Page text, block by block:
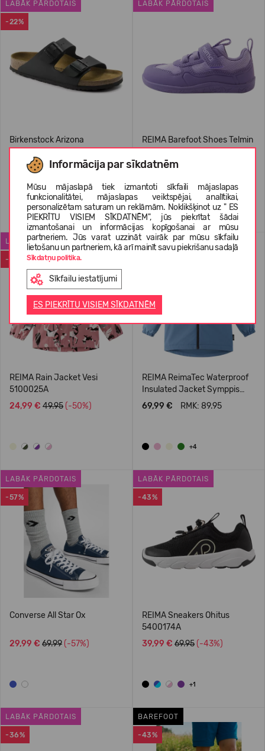
Informācija par sīkdatnēm
Mūsu mājaslapā tiek izmantoti sīkfaili mājaslapas
funkcionalitātei, mājaslapas veiktspējai, analītikai,
personalizētam saturam un reklāmām. Noklikšķinot uz " ES
PIEKRĪTU VISIEM SĪKDATNĒM", jūs piekrītat šādai
izmantošanai un informācijas kopīgošanai ar mūsu
partneriem. Jūs varat uzzināt vairāk par mūsu sīkfailu
lietošanu un partneriem, kā arī mainīt savu piekrišanu sadaļā
Sīkdatņu politika.
Sīkfailu iestatījumi
ES PIEKRĪTU VISIEM SĪKDATNĒM
-22%
LABĀK PĀRDOTAIS
Birkenstock Arizona
69,99 €89.99(-22%)
LABĀK PĀRDOTAIS
REIMA Barefoot Shoes Telmin
Kids' 5400175A
74,95 €
+1
-50%
LABĀK PĀRDOTAIS
REIMA Rain Jacket Vesi
5100025A
24,99 € 49.95 (-50%)
WATERPROOF
REIMA ReimaTec Waterproof
Insulated Jacket Symppis
5100045B
69,99 € RMK: 89.95
+4
-57%
LABĀK PĀRDOTAIS
Converse All Star Ox
29,99 € 69.99 (-57%)
-43%
LABĀK PĀRDOTAIS
REIMA Sneakers Ohitus
5400174A
39,99 € 69.95 (-43%)
+1
-36%
LABĀK PĀRDOTAIS
-43%
BAREFOOT